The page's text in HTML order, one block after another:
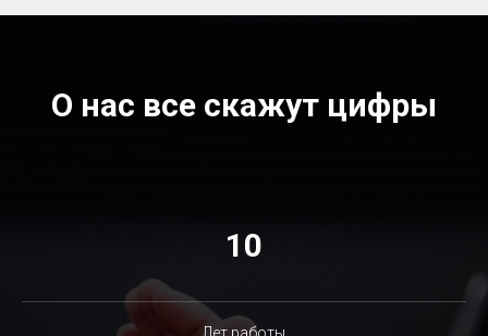
О нас все скажут цифры
10